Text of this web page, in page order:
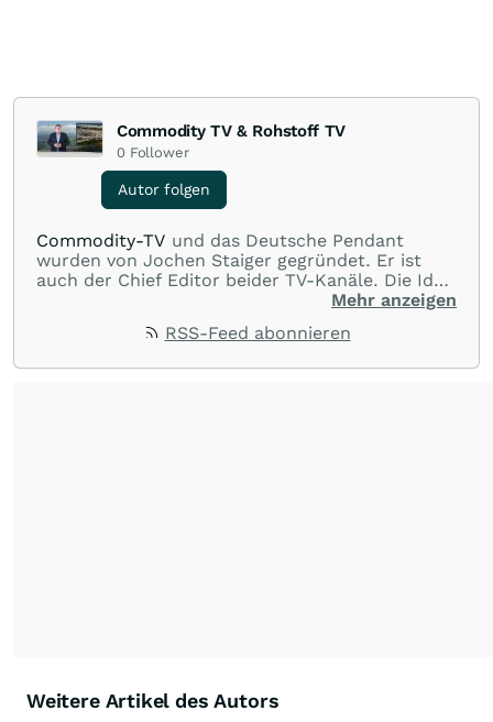
Commodity TV & Rohstoff TV
0 Follower
Autor folgen
Commodity-TV und das Deutsche Pendant
wurden von Jochen Staiger gegründet. Er ist
auch der Chief Editor beider TV-Kanäle. Die Idee
hinter den beiden TV-Kanälen ist, Wissen zu
und dem Management von Minenunternehmen
Mehr anzeigen
RSS-Feed abonnieren
Weitere Artikel des Autors